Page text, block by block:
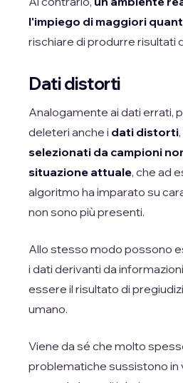
l'impiego di maggiori
rischiare di produrre risultati
Dati distorti
Analogamente ai dati errati,
deleteri anche i dati distorti
selezionati da campioni
situazione attuale, che ad
algoritmo ha imparato su
non sono più presenti.
Allo stesso modo possono
i dati derivanti da
essere il risultato di
umano.
Viene da sé che molto
problematiche sussistono in